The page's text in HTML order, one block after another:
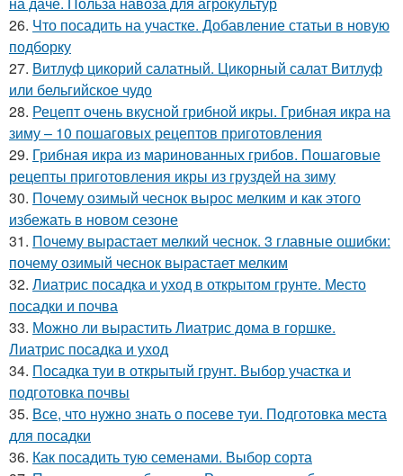
26. Что посадить на участке. Добавление статьи в новую
подборку
27. Витлуф цикорий салатный. Цикорный салат Витлуф
или бельгийское чудо
28. Рецепт очень вкусной грибной икры. Грибная икра на
зиму – 10 пошаговых рецептов приготовления
29. Грибная икра из маринованных грибов. Пошаговые
рецепты приготовления икры из груздей на зиму
30. Почему озимый чеснок вырос мелким и как этого
избежать в новом сезоне
31. Почему вырастает мелкий чеснок. 3 главные ошибки:
почему озимый чеснок вырастает мелким
32. Лиатрис посадка и уход в открытом грунте. Место
посадки и почва
33. Можно ли вырастить Лиатрис дома в горшке.
Лиатрис посадка и уход
34. Посадка туи в открытый грунт. Выбор участка и
подготовка почвы
35. Все, что нужно знать о посеве туи. Подготовка места
для посадки
36. Как посадить тую семенами. Выбор сорта